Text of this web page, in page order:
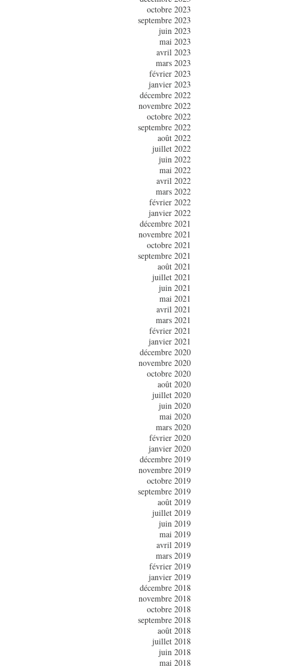
octobre 2023
septembre 2023
juin 2023
mai 2023
avril 2023
mars 2023
février 2023
janvier 2023
décembre 2022
novembre 2022
octobre 2022
septembre 2022
août 2022
juillet 2022
juin 2022
mai 2022
avril 2022
mars 2022
février 2022
janvier 2022
décembre 2021
novembre 2021
octobre 2021
septembre 2021
août 2021
juillet 2021
juin 2021
mai 2021
avril 2021
mars 2021
février 2021
janvier 2021
décembre 2020
novembre 2020
octobre 2020
août 2020
juillet 2020
juin 2020
mai 2020
mars 2020
février 2020
janvier 2020
décembre 2019
novembre 2019
octobre 2019
septembre 2019
août 2019
juillet 2019
juin 2019
mai 2019
avril 2019
mars 2019
février 2019
janvier 2019
décembre 2018
novembre 2018
octobre 2018
septembre 2018
août 2018
juillet 2018
juin 2018
mai 2018